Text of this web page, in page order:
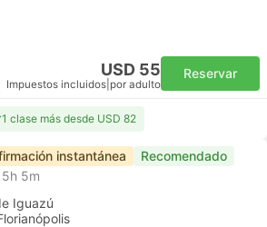
USD 55
Impuestos incluidos por adulto
Reservar
1 clase más desde USD 82
instantánea Recomendado
5m
Iguazú